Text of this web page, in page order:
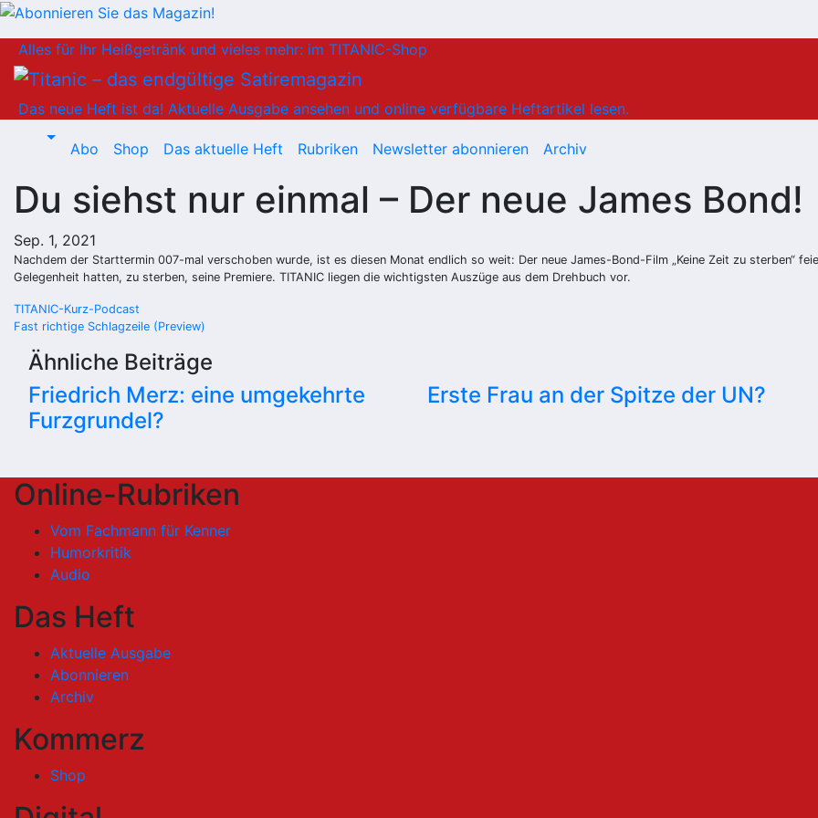
Inhalt
springen
Alles für Ihr Heißgetränk und vieles mehr: im TITANIC-Shop
Das neue Heft ist da! Aktuelle Ausgabe ansehen und online verfügbare Heftartikel lesen.
Abo Shop Das aktuelle Heft Rubriken Newsletter abonnieren Archiv
Du siehst nur einmal – Der neue James Bond!
Sep. 1, 2021
Nachdem der Starttermin 007-mal verschoben wurde, ist es diesen Monat endlich so weit: Der neue James-Bond-Film „Keine Zeit zu sterben“
Gelegenheit hatten, zu sterben, seine Premiere. TITANIC liegen die wichtigsten Auszüge aus dem Drehbuch vor.
Beitragsnavigation
TITANIC-Kurz-Podcast
Fast richtige Schlagzeile (Preview)
Ähnliche Beiträge
Friedrich Merz: eine umgekehrte
Furzgrundel?
Erste Frau an der Spitze der UN?
Online-Rubriken
Vom Fachmann für Kenner
Humorkritik
Audio
Das Heft
Aktuelle Ausgabe
Abonnieren
Archiv
Kommerz
Shop